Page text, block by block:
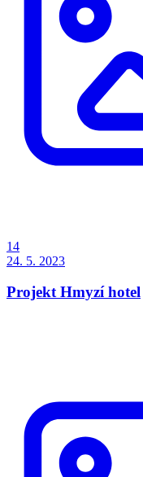
14
24. 5. 2023
Projekt Hmyzí hotel